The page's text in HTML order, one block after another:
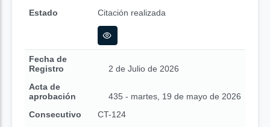
Estado
Citación realizada
Fecha de
Registro
2 de Julio de 2026
Acta de
aprobación
435 - martes, 19 de mayo de 2026
Consecutivo
CT-124